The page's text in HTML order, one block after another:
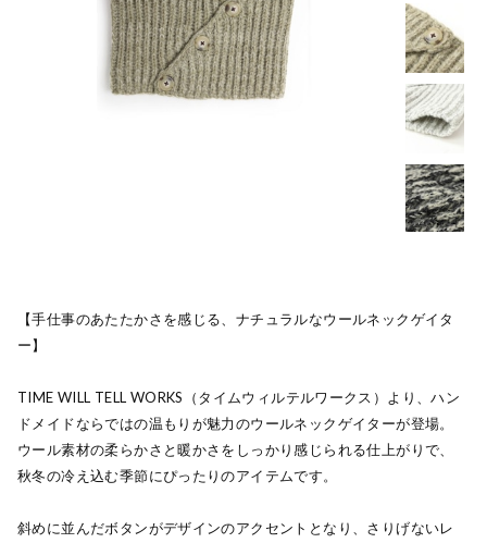
【手仕事のあたたかさを感じる、ナチュラルなウールネックゲイタ
ー】
TIME WILL TELL WORKS（タイムウィルテルワークス）より、ハン
ドメイドならではの温もりが魅力のウールネックゲイターが登場。
ウール素材の柔らかさと暖かさをしっかり感じられる仕上がりで、
秋冬の冷え込む季節にぴったりのアイテムです。
斜めに並んだボタンがデザインのアクセントとなり、さりげないレ